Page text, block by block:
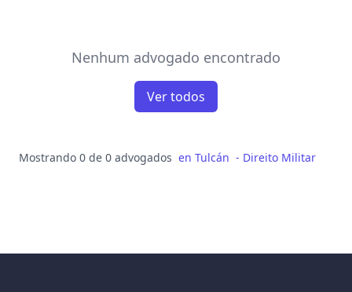
Nenhum advogado encontrado
Ver todos
Mostrando 0 de 0 advogados en Tulcán - Direito Militar